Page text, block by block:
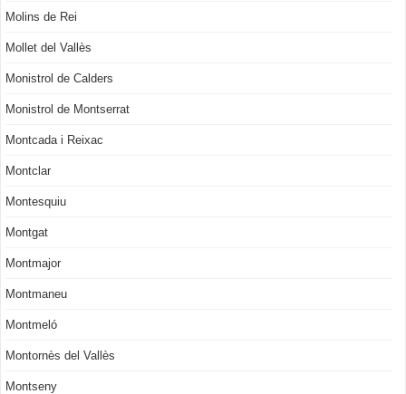
Molins de Rei
Mollet del Vallès
Monistrol de Calders
Monistrol de Montserrat
Montcada i Reixac
Montclar
Montesquiu
Montgat
Montmajor
Montmaneu
Montmeló
Montornès del Vallès
Montseny